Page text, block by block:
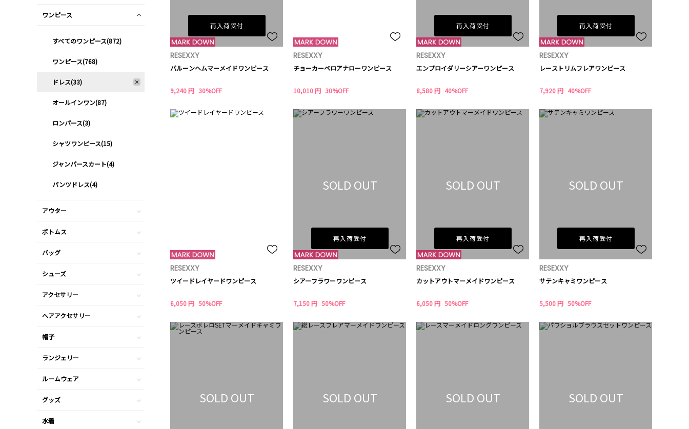
再入荷受付
RESEXXY
バルーンヘムマーメイドワンピース
9,240 円 30%OFF
RESEXXY
チョーカーベロアナローワンピース
10,010 円 30%OFF
再入荷受付
RESEXXY
エンブロイダリーシアーワンピース
8,580 円 40%OFF
再入荷受付
RESEXXY
レーストリムフレアワンピース
7,920 円 40%OFF
RESEXXY
ツイードレイヤードワンピース
6,050 円 50%OFF
SOLD OUT
再入荷受付
RESEXXY
シアーフラワーワンピース
7,150 円 50%OFF
SOLD OUT
再入荷受付
RESEXXY
カットアウトマーメイドワンピース
6,050 円 50%OFF
SOLD OUT
再入荷受付
RESEXXY
サテンキャミワンピース
5,500 円 50%OFF
SOLD OUT SOLD OUT SOLD OUT SOLD OUT
ワンピース
すべてのワンピース(872)
ワンピース(768)
ドレス(33)
オールインワン(87)
ロンパース(3)
シャツワンピース(15)
ジャンパースカート(4)
パンツドレス(4)
アウター
ボトムス
バッグ
シューズ
アクセサリー
ヘアアクセサリー
帽子
ランジェリー
ルームウェア
グッズ
水着